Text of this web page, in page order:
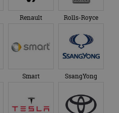
Renault Rolls-Royce
Smart SsangYong